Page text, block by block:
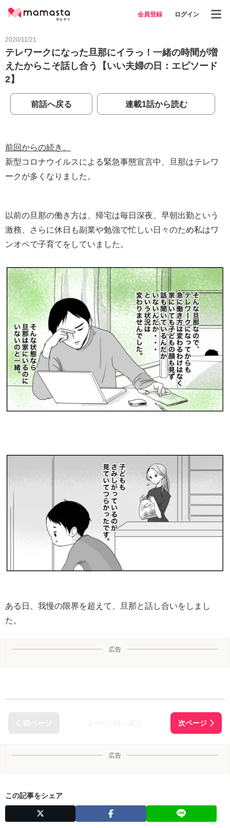
会員登録 ログイン
2020/11/21
テレワークになった旦那にイラっ！一緒の時間が増
えたからこそ話し合う【いい夫婦の日：エピソード
2】
前話へ戻る 連載1話から読む
前回からの続き。
新型コロナウイルスによる緊急事態宣言中、旦那はテレワ
ークが多くなりました。
以前の旦那の働き方は、帰宅は毎日深夜、早朝出勤という
激務、さらに休日も副業や勉強で忙しい日々のため私はワ
ンオペで子育てをしていました。
ある日、我慢の限界を超えて、旦那と話し合いをしまし
た。
広告
広告
この記事をシェア